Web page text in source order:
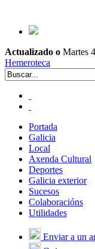
Actualizado o Martes
Hemeroteca
Portada
Galicia
Local
Axenda Cultural
Deportes
Galicia exterior
Sucesos
Colaboracións
Utilidades
Enviar a un